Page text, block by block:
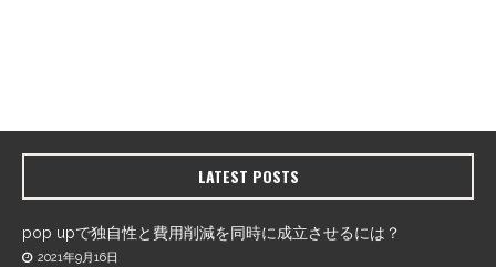
LATEST POSTS
pop upで独自性と費用削減を同時に成立させるには？
2021年9月16日